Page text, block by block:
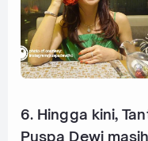
6. Hingga kini,
Puspa Dewi masih